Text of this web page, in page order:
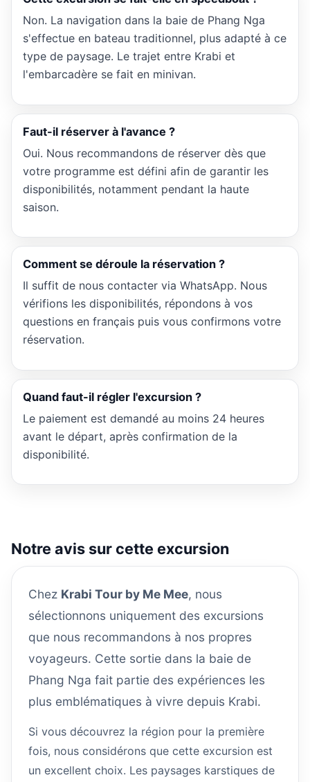
Non. La navigation dans la baie de Phang Nga
s'effectue en bateau traditionnel, plus adapté à ce
type de paysage. Le trajet entre Krabi et
l'embarcadère se fait en minivan.
Faut-il réserver à l'avance ?
Oui. Nous recommandons de réserver dès que
votre programme est défini afin de garantir les
disponibilités, notamment pendant la haute
saison.
Comment se déroule la réservation ?
Il suffit de nous contacter via WhatsApp. Nous
vérifions les disponibilités, répondons à vos
questions en français puis vous confirmons votre
réservation.
Quand faut-il régler l'excursion ?
Le paiement est demandé au moins 24 heures
avant le départ, après confirmation de la
disponibilité.
Notre avis sur cette excursion
Chez Krabi Tour by Me Mee, nous
sélectionnons uniquement des excursions
que nous recommandons à nos propres
voyageurs. Cette sortie dans la baie de
Phang Nga fait partie des expériences les
plus emblématiques à vivre depuis Krabi.
Si vous découvrez la région pour la première
fois, nous considérons que cette excursion est
un excellent choix. Les paysages karstiques de